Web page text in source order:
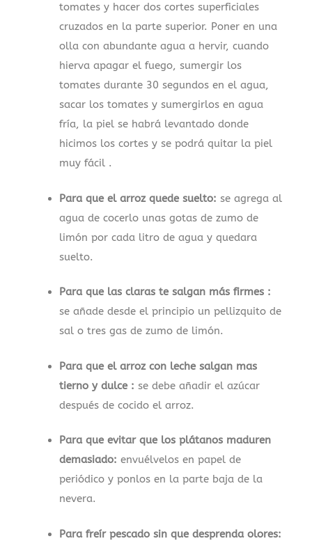
tomates y hacer dos cortes superficiales
cruzados en la parte superior. Poner en una
olla con abundante agua a hervir, cuando
hierva apagar el fuego, sumergir los
tomates durante 30 segundos en el agua,
sacar los tomates y sumergirlos en agua
fría, la piel se habrá levantado donde
hicimos los cortes y se podrá quitar la piel
muy fácil .
Para que el arroz quede suelto: se agrega al
agua de cocerlo unas gotas de zumo de
limón por cada litro de agua y quedara
suelto.
Para que las claras te salgan más firmes :
se añade desde el principio un pellizquito de
sal o tres gas de zumo de limón.
Para que el arroz con leche salgan mas
tierno y dulce : se debe añadir el azúcar
después de cocido el arroz.
Para que evitar que los plátanos maduren
demasiado: envuélvelos en papel de
periódico y ponlos en la parte baja de la
nevera.
Para freír pescado sin que desprenda olores: